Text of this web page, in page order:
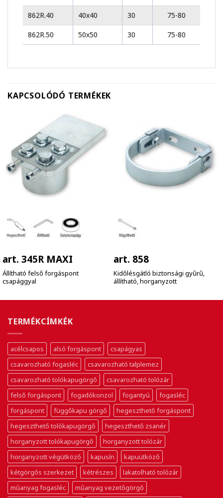
862R.40 40x40 30 75-80
862R.50 50x50 30 75-80
KAPCSOLÓDÓ TERMÉKEK
art. 345R MAXI
Állítható felső forgáspont
csapággyal
art. 858
Kidőlésgátló biztonsági gyűrű,
állítható, horganyzott
TERMÉKCÍMKÉK
acélcsapos alsó forgáspont
csapágyas
csavarozható fogasléc
csavarozható talplemez
csavarozható tolókapugörgő
csavarozható tolózár
felső forgáspont
fogadókonzol fogantyú
fogasléc
forgáspont
függőkapu görgő
hegeszthető forgáspont
hegeszthető tolókapugörgő
hegeszthető zsanér
horganyzott tolókapugörgő
horganyzott tolózár
horganyzott végütköző
kapusín
kapuütköző
kétgörgős szerkezet
kétrészes
lakatolható tolózár
műanyag fogasléc
műanyag vezetőgörgő